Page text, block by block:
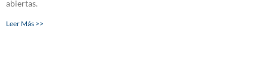
abiertas.
Leer Más >>